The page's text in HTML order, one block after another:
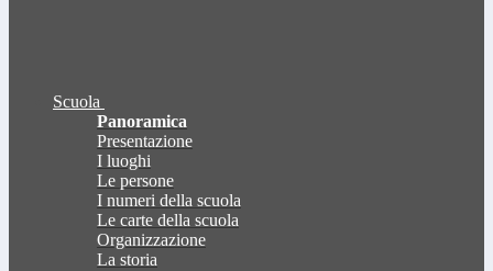
Scuola
Panoramica
Presentazione
I luoghi
Le persone
I numeri della scuola
Le carte della scuola
Organizzazione
La storia